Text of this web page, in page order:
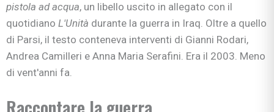
pistola ad acqua, un libello uscito in allegato con il
quotidiano L'Unità durante la guerra in Iraq. Oltre a quello
di Parsi, il testo conteneva interventi di Gianni Rodari,
Andrea Camilleri e Anna Maria Serafini. Era il 2003. Meno
di vent'anni fa.